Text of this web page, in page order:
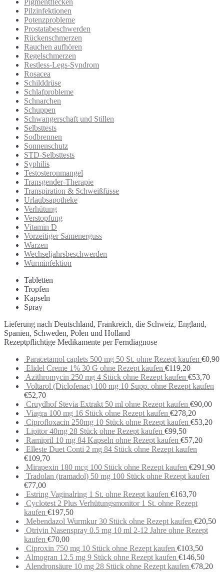
Pigmentflecken
Pilzinfektionen
Potenzprobleme
Prostatabeschwerden
Rückenschmerzen
Rauchen aufhören
Regelschmerzen
Restless-Legs-Syndrom
Rosacea
Schilddrüse
Schlafprobleme
Schnarchen
Schuppen
Schwangerschaft und Stillen
Selbsttests
Sodbrennen
Sonnenschutz
STD-Selbsttests
Syphilis
Testosteronmangel
Transgender-Therapie
Transpiration & Schweißfüsse
Urlaubsapotheke
Verhütung
Verstopfung
Vitamin D
Vorzeitiger Samenerguss
Warzen
Wechseljahrsbeschwerden
Wurminfektion
Tabletten
Tropfen
Kapseln
Spray
Lieferung nach Deutschland, Frankreich, die Schweiz, England,
Spanien, Schweden, Polen und Holland
Rezeptpflichtige Medikamente per Ferndiagnose
Paracetamol caplets 500 mg 50 St. ohne Rezept kaufen €0,90
Elidel Creme 1% 30 G ohne Rezept kaufen €119,20
Azithromycin 250 mg 4 Stück ohne Rezept kaufen €53,70
Voltarol (Diclofenac) 100 mg 10 Supp. ohne Rezept kaufen
€52,70
Cruydhof Stevia Extrakt 50 ml ohne Rezept kaufen €90,00
Viagra 100 mg 16 Stück ohne Rezept kaufen €278,20
Ciprofloxacin 250mg 10 Stück ohne Rezept kaufen €53,20
Lipitor 40mg 28 Stück ohne Rezept kaufen €99,50
Ramipril 10 mg 84 Kapseln ohne Rezept kaufen €57,20
Elleste Duet Conti 2 mg 84 Stück ohne Rezept kaufen
€109,70
Mirapexin 180 mcg 100 Stück ohne Rezept kaufen €291,90
Tradolan (tramadol) 50 mg 100 Stück ohne Rezept kaufen
€77,00
Estring Vaginalring 1 St. ohne Rezept kaufen €163,70
Cyclotest 2 Plus Verhütungsmonitor 1 St. ohne Rezept
kaufen €197,50
Mebendazol Wurmkur 30 Stück ohne Rezept kaufen €20,50
Otrivin Nasenspray 0.5 mg 10 ml 2-12 Jahre ohne Rezept
kaufen €70,00
Ciproxin 750 mg 10 Stück ohne Rezept kaufen €103,50
Almogran 12.5 mg 9 Stück ohne Rezept kaufen €146,50
Alendronsäure 10 mg 28 Stück ohne Rezept kaufen €78,20